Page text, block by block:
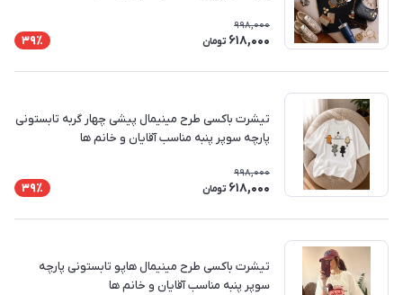
998,000
618,000 تومان 39٪
تیشرت باکسی طرح مینیمال پیشی چهار گربه تابستونی
پارچه سوپر پنبه مناسب آقایان و خانم ها
998,000
618,000 تومان 39٪
تیشرت باکسی طرح مینیمال هاپو تابستونی پارچه
سوپر پنبه مناسب آقایان و خانم ها